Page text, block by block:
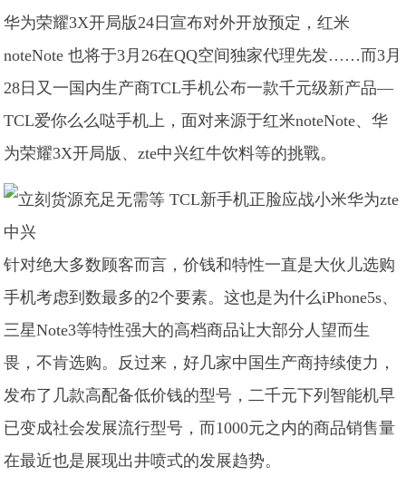
华为荣耀3X开局版24日宣布对外开放预定，红米
noteNote 也将于3月26在QQ空间独家代理先发……而3月
28日又一国内生产商TCL手机公布一款千元级新产品—
TCL爱你么么哒手机上，面对来源于红米noteNote、华
为荣耀3X开局版、zte中兴红牛饮料等的挑戰。
针对绝大多数顾客而言，价钱和特性一直是大伙儿选购
手机考虑到数最多的2个要素。这也是为什么iPhone5s、
三星Note3等特性强大的高档商品让大部分人望而生
畏，不肯选购。反过来，好几家中国生产商持续使力，
发布了几款高配备低价钱的型号，二千元下列智能机早
已变成社会发展流行型号，而1000元之内的商品销售量
在最近也是展现出井喷式的发展趋势。